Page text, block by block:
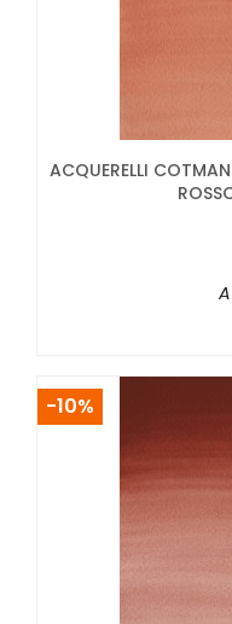
ACQUERELLI
-10%